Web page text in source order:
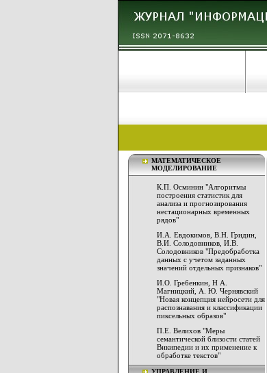
МАТЕМАТИЧЕСКОЕ
МОДЕЛИРОВАНИЕ
К.П. Осминин "Алгоритмы
построения статистик для
анализа и прогнозирования
нестационарных временных
рядов"
И.А. Евдокимов, В.Н. Гридин,
В.И. Солодовников, И.В.
Солодовников "Предобработка
данных с учетом заданных
значений отдельных признаков"
И.О. Гребенкин, Н А.
Магницкий, А. Ю. Чернявский
"Новая концепция нейросети для
распознавания и классификации
пиксельных образов"
П.Е. Велихов "Меры
семантической близости статей
Википедии и их применение к
обработке текстов"
УПРАВЛЕНИЕ И